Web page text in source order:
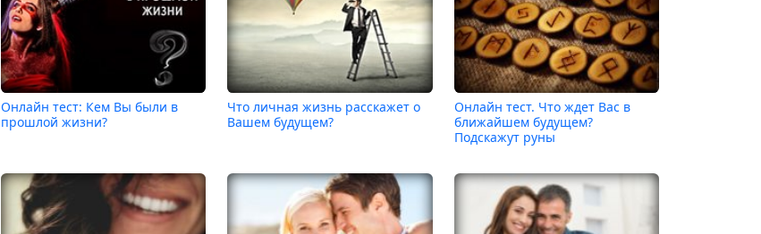
Онлайн тест: Кем Вы были в
прошлой жизни?
Что личная жизнь расскажет о
Вашем будущем?
Онлайн тест. Что ждет Вас в
ближайшем будущем?
Подскажут руны